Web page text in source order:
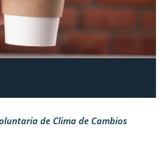
de Clima de Cambios